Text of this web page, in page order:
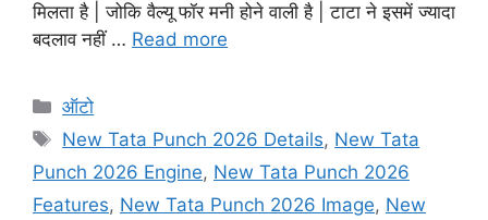
मिलता है | जोकि वैल्यू फॉर मनी होने वाली है | टाटा ने इसमें ज्यादा
बदलाव नहीं … Read more
Categories
ऑटो
Tags
New Tata Punch 2026 Details, New Tata
Punch 2026 Engine, New Tata Punch 2026
Features, New Tata Punch 2026 Image, New